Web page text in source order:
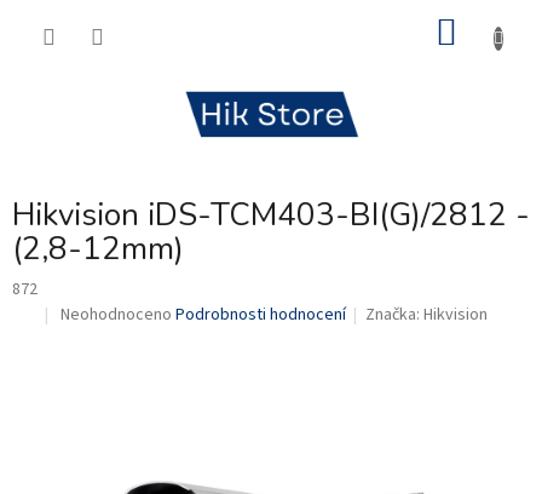
Hikvision iDS-TCM403-BI(G)/2812 -
(2,8-12mm)
872
Průměrné
Neohodnoceno Podrobnosti hodnocení Značka:Hikvision